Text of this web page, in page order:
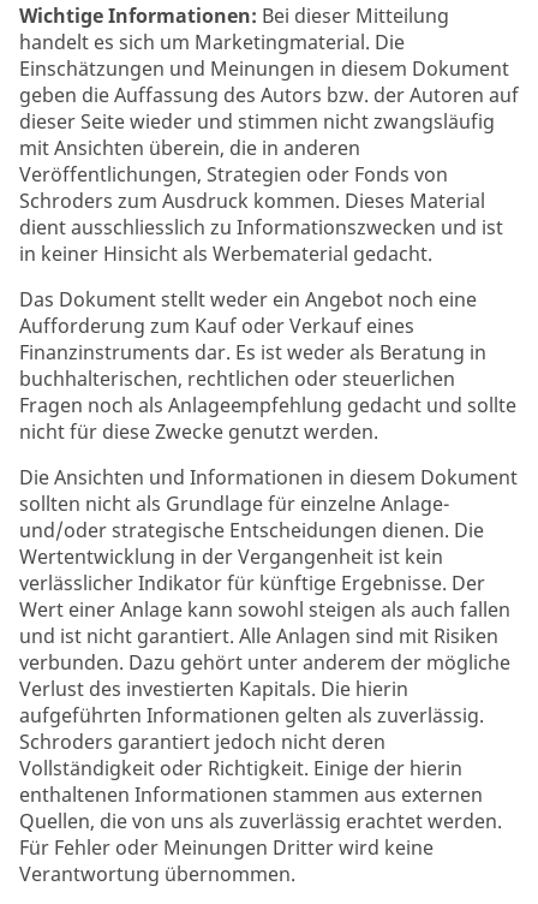
Wichtige Informationen: Bei dieser Mitteilung
handelt es sich um Marketingmaterial. Die
Einschätzungen und Meinungen in diesem Dokument
geben die Auffassung des Autors bzw. der Autoren auf
dieser Seite wieder und stimmen nicht zwangsläufig
mit Ansichten überein, die in anderen
Veröffentlichungen, Strategien oder Fonds von
Schroders zum Ausdruck kommen. Dieses Material
dient ausschliesslich zu Informationszwecken und ist
in keiner Hinsicht als Werbematerial gedacht.
Das Dokument stellt weder ein Angebot noch eine
Aufforderung zum Kauf oder Verkauf eines
Finanzinstruments dar. Es ist weder als Beratung in
buchhalterischen, rechtlichen oder steuerlichen
Fragen noch als Anlageempfehlung gedacht und sollte
nicht für diese Zwecke genutzt werden.
Die Ansichten und Informationen in diesem Dokument
sollten nicht als Grundlage für einzelne Anlage-
und/oder strategische Entscheidungen dienen. Die
Wertentwicklung in der Vergangenheit ist kein
verlässlicher Indikator für künftige Ergebnisse. Der
Wert einer Anlage kann sowohl steigen als auch fallen
und ist nicht garantiert. Alle Anlagen sind mit Risiken
verbunden. Dazu gehört unter anderem der mögliche
Verlust des investierten Kapitals. Die hierin
aufgeführten Informationen gelten als zuverlässig.
Schroders garantiert jedoch nicht deren
Vollständigkeit oder Richtigkeit. Einige der hierin
enthaltenen Informationen stammen aus externen
Quellen, die von uns als zuverlässig erachtet werden.
Für Fehler oder Meinungen Dritter wird keine
Verantwortung übernommen.